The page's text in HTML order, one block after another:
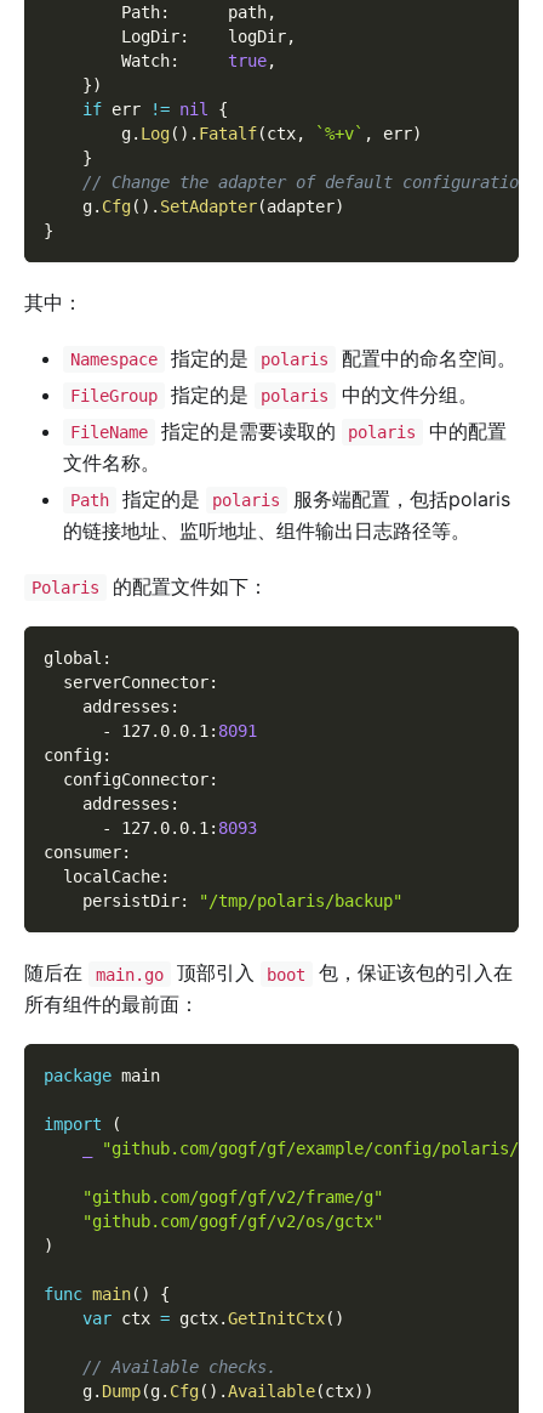
        Path
:
      path
,
        LogDir
:
    logDir
,
        Watch
: true,
})
if err != nil
{
        g
. Log( ) . Fatalf(ctx, `%+v` , err)
}
// Change the adapter of default configuration
    g
. Cfg( ) . SetAdapter(adapter)
}
其中：
Namespace 指定的是 polaris 配置中的命名空间。
FileGroup 指定的是 polaris 中的文件分组。
FileName 指定的是需要读取的 polaris
中的配置
文件名称。
Path 指定的是 polaris
服务端配置，包括polaris
的链接地址、监听地址、组件输出日志路径等。
Polaris 的配置文件如下：
global :
serverConnector:
addresses :
-
127.0.0.1: 8091
config:
configConnector:
addresses :
-
127.0.0.1: 8093
consumer:
localCache:
persistDir: "/tmp/polaris/backup"
随后在 main.go 顶部引入 boot
包，保证该包的引入在
所有组件的最前面：
package main
import
(
"github.com/gogf/gf/example/config/polaris/
"github.com/gogf/gf/v2/frame/g"
"github.com/gogf/gf/v2/os/gctx"
)
func main( )
{
var ctx = gctx.GetInitCtx( )
// Available checks.
    g
. Dump(g. Cfg( ) .Available(ctx) )